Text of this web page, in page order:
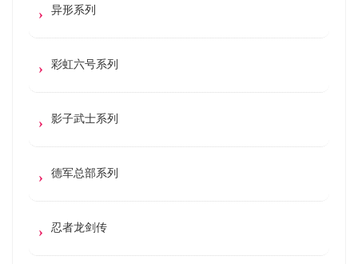
异形系列
彩虹六号系列
影子武士系列
德军总部系列
忍者龙剑传